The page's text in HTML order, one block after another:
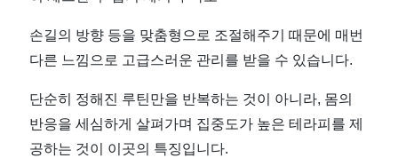
손길의 방향 등을 맞춤형으로 조절해주기 때문에 매번
다른 느낌으로 고급스러운 관리를 받을 수 있습니다.
단순히 정해진 루틴만을 반복하는 것이 아니라, 몸의
반응을 세심하게 살펴가며 집중도가 높은 테라피를 제
공하는 것이 이곳의 특징입니다.